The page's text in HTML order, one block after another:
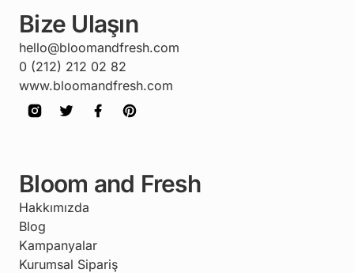
Bize Ulaşın
hello@bloomandfresh.com
0 (212) 212 02 82
www.bloomandfresh.com
Bloom and Fresh
Hakkımızda
Blog
Kampanyalar
Kurumsal Sipariş